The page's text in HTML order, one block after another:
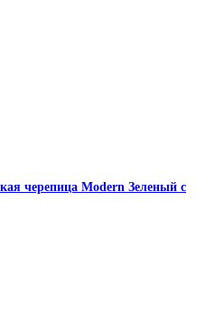
черепица Modern Зеленый с